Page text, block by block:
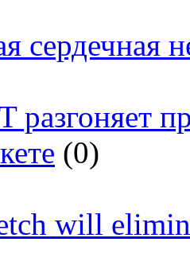
сердечная
разгоняет
(0)
will